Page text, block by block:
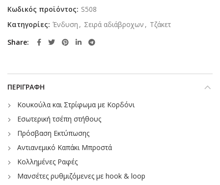
Κωδικός προϊόντος: S508
Κατηγορίες: Ένδυση , Σειρά αδιάβροχων , Τζάκετ
Share
ΠΕΡΙΓΡΑΦΉ
Κουκούλα και Στρίφωμα με Κορδόνι
Εσωτερική τσέπη στήθους
Πρόσβαση Εκτύπωσης
Αντιανεμικό Καπάκι Μπροστά
Κολλημένες Ραφές
Μανσέτες ρυθμιζόμενες με hook & loop